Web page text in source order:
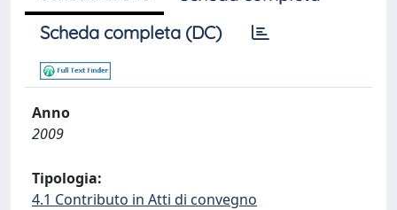
Scheda completa (DC)
Anno
2009
Tipologia:
4.1 Contributo in Atti di convegno